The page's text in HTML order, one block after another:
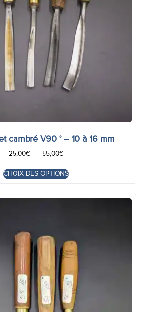
cambré V90 ° – 10 à 16 mm
25,00€ – 55,00€
CHOIX DES OPTIONS